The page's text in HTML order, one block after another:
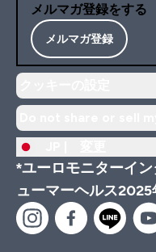
メルマガ登録をする
メルマガ登録
*ユーロモニターイ
ューマーヘルス